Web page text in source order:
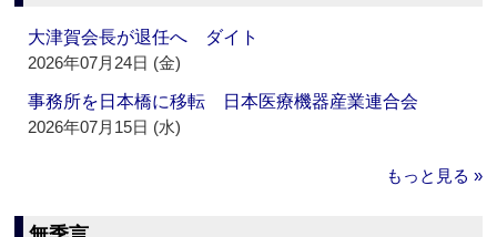
大津賀会長が退任へ ダイト
2026年07月24日 (金)
事務所を日本橋に移転 日本医療機器産業連合会
2026年07月15日 (水)
もっと見る »